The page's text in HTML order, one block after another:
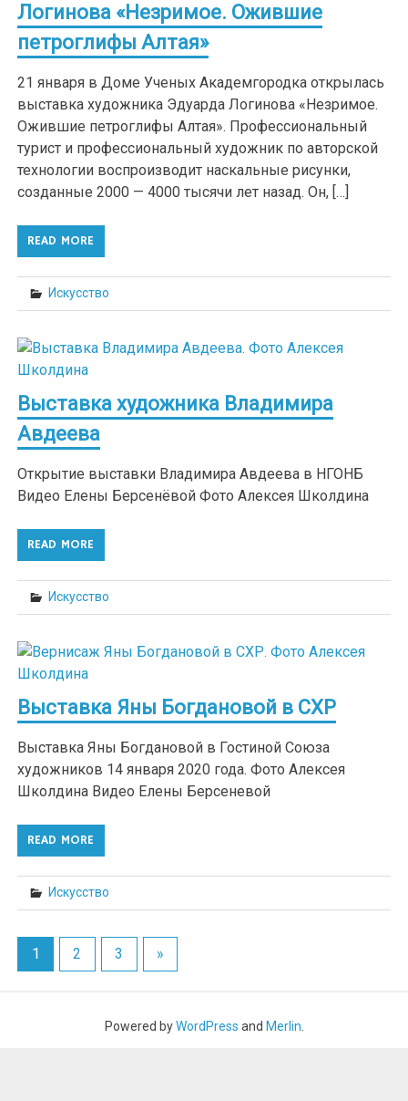
Логинова «Незримое. Ожившие
петроглифы Алтая»
21 января в Доме Ученых Академгородка открылась
выставка художника Эдуарда Логинова «Незримое.
Ожившие петроглифы Алтая». Профессиональный
турист и профессиональный художник по авторской
технологии воспроизводит наскальные рисунки,
созданные 2000 — 4000 тысячи лет назад. Он, […]
READ MORE
Искусство
Выставка художника Владимира
Авдеева
Открытие выставки Владимира Авдеева в НГОНБ
Видео Елены Берсенёвой Фото Алексея Школдина
READ MORE
Искусство
Выставка Яны Богдановой в СХР
Выставка Яны Богдановой в Гостиной Союза
художников 14 января 2020 года. Фото Алексея
Школдина Видео Елены Берсеневой
READ MORE
Искусство
1 2 3 »
Powered byWordPress and Merlin